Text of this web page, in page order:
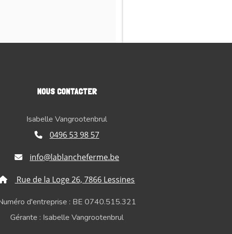
NOUS CONTACTER
Isabelle Vangrootenbrul
0496 53 98 57
info@lablancheferme.be
Rue de la Loge 26, 7866 Lessines
d'entreprise : BE 0740.515.321
Gérante : Isabelle Vangrootenbrul